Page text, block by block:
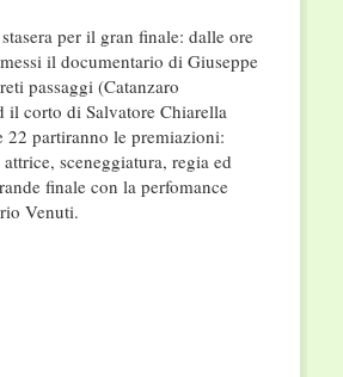
per il gran finale: dalle ore
il documentario di Giuseppe
passaggi (Catanzaro
il corto di Salvatore Chiarella
22 partiranno le premiazioni:
sceneggiatura, regia ed
finale con la perfomance
Venuti.